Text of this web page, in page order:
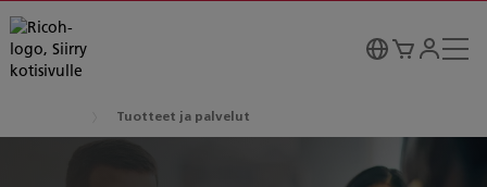
Tuotteet ja palvelut